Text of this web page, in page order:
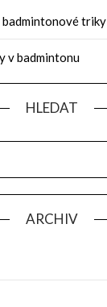
triky
v badmintonu
HLEDAT
ARCHIV